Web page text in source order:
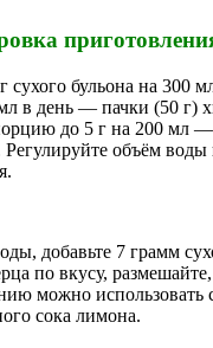
бульона на 300
в день — пачки (50 г)
до 5 г на 200 мл
Регулируйте объём
добавьте 7 грамм
по вкусу,
можно использовать
сока лимона.